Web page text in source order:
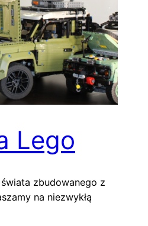
Lego
zbudowanego z
na niezwykłą